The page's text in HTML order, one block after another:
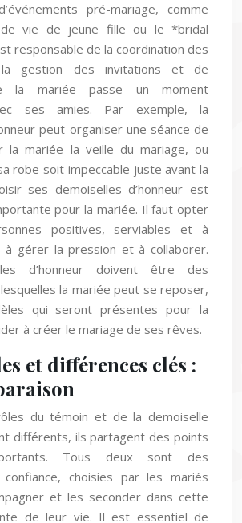
pré-mariage, comme
de vie de jeune fille ou le *bridal
responsable de la coordination des
gestion des invitations et de
la mariée passe un moment
ses amies. Par exemple, la
peut organiser une séance de
la mariée la veille du mariage, ou
robe soit impeccable juste avant la
ses demoiselles d’honneur est
pour la mariée. Il faut opter
positives, serviables et à
à gérer la pression et à collaborer.
d’honneur doivent être des
la mariée peut se reposer,
qui seront présentes pour la
à créer le mariage de ses rêves.
et différences clés :
du témoin et de la demoiselle
différents, ils partagent des points
Tous deux sont des
choisies par les mariés
et les seconder dans cette
de leur vie. Il est essentiel de